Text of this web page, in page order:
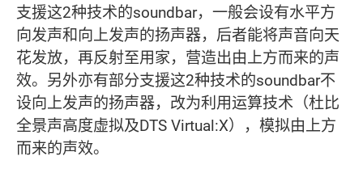
支援这2种技术的soundbar，一般会设有水平方
向发声和向上发声的扬声器，后者能将声音向天
花发放，再反射至用家，营造出由上方而来的声
效。另外亦有部分支援这2种技术的soundbar不
设向上发声的扬声器，改为利用运算技术（杜比
全景声高度虚拟及DTS Virtual:X），模拟由上方
而来的声效。